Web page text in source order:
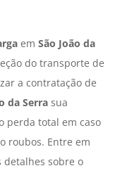
em São João da
do transporte de
a contratação de
da Serrasua
perda total em caso
roubos. Entre em
detalhes sobre o